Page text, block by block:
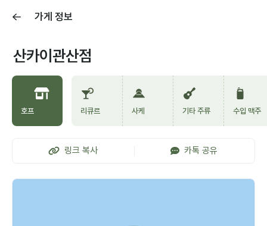
가게 정보
산카이관산점
호프 리큐르 사케 기타 주류 수입 맥주
링크 복사 카톡 공유